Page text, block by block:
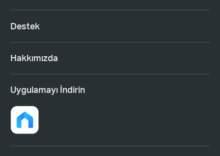
Destek
Hakkımızda
Uygulamayı İndirin